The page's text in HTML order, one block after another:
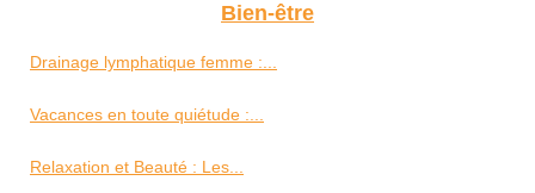
Bien-être
Drainage lymphatique femme :...
Vacances en toute quiétude :...
Relaxation et Beauté : Les...